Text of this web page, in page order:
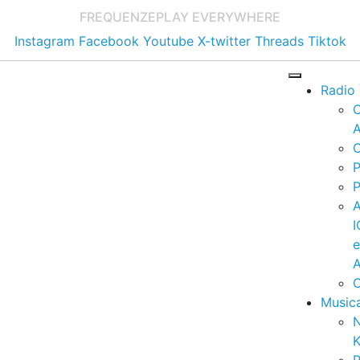
FREQUENZEPLAY EVERYWHERE
Instagram Facebook Youtube X-twitter Threads Tiktok
Radio
e